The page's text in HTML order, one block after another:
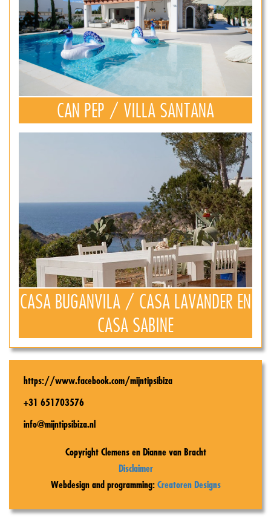
CAN PEP / VILLA SANTANA
CASA BUGANVILA / CASA LAVANDER EN
CASA SABINE
https://www.facebook.com/mijntipsibiza
+31 651703576
info@mijntipsibiza.nl
Copyright Clemens en Dianne van Bracht
Disclaimer
Webdesign and programming: Creatoren Designs